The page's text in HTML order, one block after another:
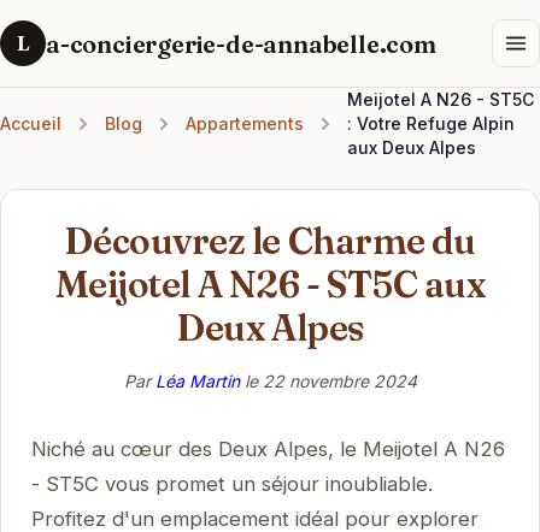
L a-conciergerie-de-annabelle.com
Accueil Blog Appartements
Meijotel A N26 - ST5C
: Votre Refuge Alpin
aux Deux Alpes
Découvrez le Charme du
Meijotel A N26 - ST5C aux
Deux Alpes
ParLéa Martinle 22 novembre 2024
Niché au cœur des Deux Alpes, le Meijotel A N26
- ST5C vous promet un séjour inoubliable.
Profitez d'un emplacement idéal pour explorer